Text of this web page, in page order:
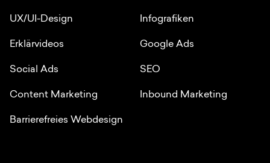
UX/UI-Design Infografiken
Erklärvideos Google Ads
Social Ads SEO
Content Marketing Inbound Marketing
Barrierefreies Webdesign